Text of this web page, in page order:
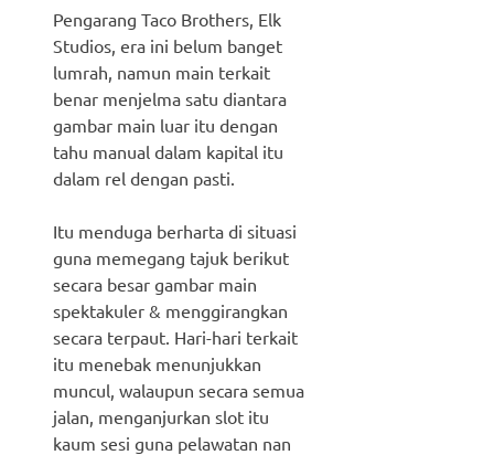
Pengarang Taco Brothers, Elk
Studios, era ini belum banget
lumrah, namun main terkait
benar menjelma satu diantara
gambar main luar itu dengan
tahu manual dalam kapital itu
dalam rel dengan pasti.
Itu menduga berharta di situasi
guna memegang tajuk berikut
secara besar gambar main
spektakuler & menggirangkan
secara terpaut. Hari-hari terkait
itu menebak menunjukkan
muncul, walaupun secara semua
jalan, menganjurkan slot itu
kaum sesi guna pelawatan nan